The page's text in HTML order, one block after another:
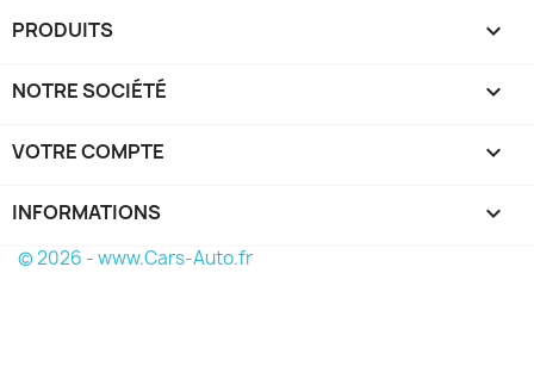
PRODUITS 
NOTRE SOCIÉTÉ 
VOTRE COMPTE 
INFORMATIONS keyboard_arrow_down
© 2026 - www.Cars-Auto.fr